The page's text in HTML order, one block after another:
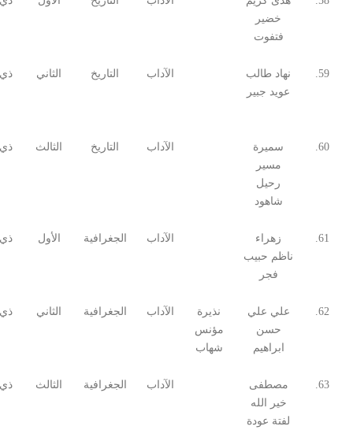
خضير
فتفوت
59.
نهاد طالب
عويد جبير
الآداب التاريخ الثاني
60.
سميرة
مسير
رحيل
شاهود
الآداب التاريخ الثالث
61.
زهراء
ناظم حبيب
فجر
الآداب الجغرافية الأول
62.
علي علي
حسن
ابراهيم
نذيرة
مؤنس
شهاب
الآداب الجغرافية الثاني
63.
مصطفى
خير الله
لفتة عودة
الآداب الجغرافية الثالث